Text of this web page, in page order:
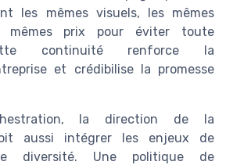
les mêmes visuels, les mêmes
mêmes prix pour éviter toute
continuité renforce la
et crédibilise la promesse
la direction de la
aussi intégrer les enjeux de
diversité. Une politique de